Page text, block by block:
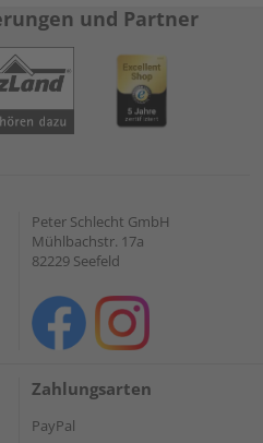
und Partner
Peter Schlecht GmbH
Mühlbachstr. 17a
82229 Seefeld
Zahlungsarten
PayPal